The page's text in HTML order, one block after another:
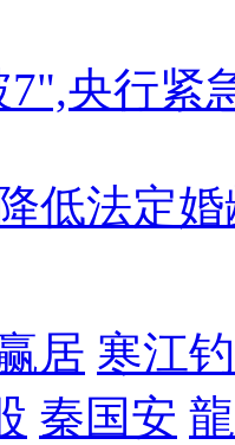
7",央行紧
低法定婚
居 寒江
秦国安